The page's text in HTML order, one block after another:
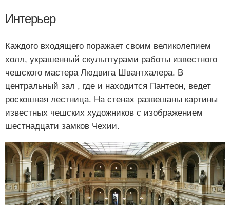
Интерьер
Каждого входящего поражает своим великолепием
холл, украшенный скульптурами работы известного
чешского мастера Людвига Швантхалера. В
центральный зал , где и находится Пантеон, ведет
роскошная лестница. На стенах развешаны картины
известных чешских художников с изображением
шестнадцати замков Чехии.